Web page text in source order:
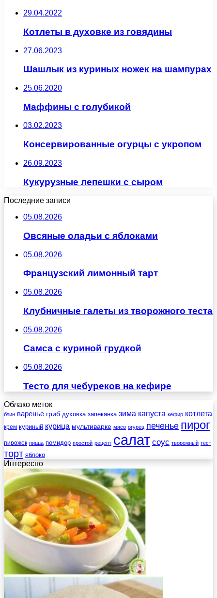
29.04.2022
Котлеты в духовке из говядины
27.06.2023
Шашлык из куриных ножек на шампурах
25.06.2020
Маффины с голубикой
03.02.2023
Консервированные огурцы с укропом
26.09.2023
Кукурузные лепешки с сыром
Последние записи
05.08.2026
Овсяные оладьи с яблоками
05.08.2026
Французский лимонный тарт
05.08.2026
Клубничные галеты из творожного теста
05.08.2026
Самса с куриной грудкой
05.08.2026
Тесто для чебуреков на кефире
Облако меток
блин варенье гриб духовка запеканка зима капуста кефир котлета
крем куриный курица мультиварке мясо огурец печенье пирог
пирожок пицца помидор простой рецепт салат соус творожный тест
торт яблоко
Интересно